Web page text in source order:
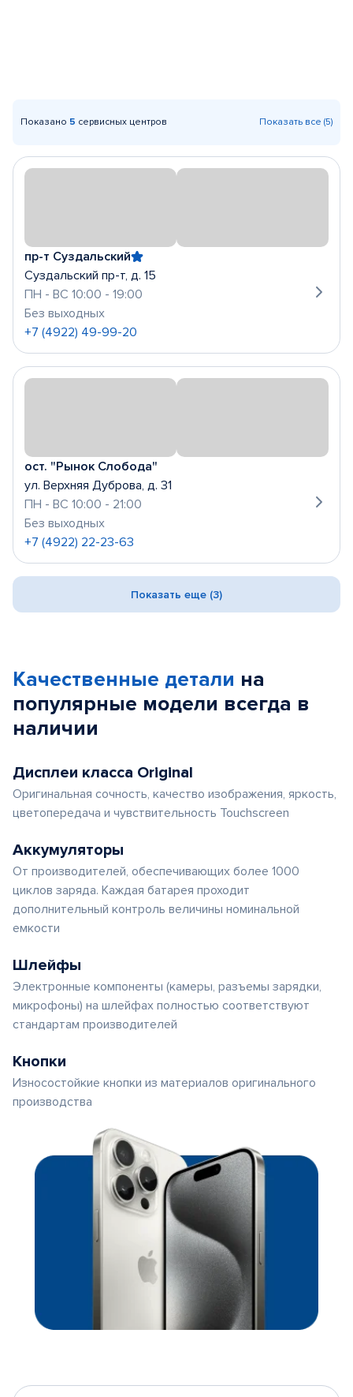
Показано 5 сервисных центров Показать все (5)
пр-т Суздальский
Суздальский пр-т, д. 15
ПН - ВС 10:00 - 19:00
Без выходных
+7 (4922) 49-99-20
ост. "Рынок Слобода"
ул. Верхняя Дуброва, д. 31
ПН - ВС 10:00 - 21:00
Без выходных
+7 (4922) 22-23-63
Показать еще (3)
Качественные детали на
популярные модели всегда в
наличии
Дисплеи класса Original
Оригинальная сочность, качество изображения, яркость,
цветопередача и чувствительность Touchscreen
Аккумуляторы
От производителей, обеспечивающих более 1000
циклов заряда. Каждая батарея проходит
дополнительный контроль величины номинальной
емкости
Шлейфы
Электронные компоненты (камеры, разъемы зарядки,
микрофоны) на шлейфах полностью соответствуют
стандартам производителей
Кнопки
Износостойкие кнопки из материалов оригинального
производства